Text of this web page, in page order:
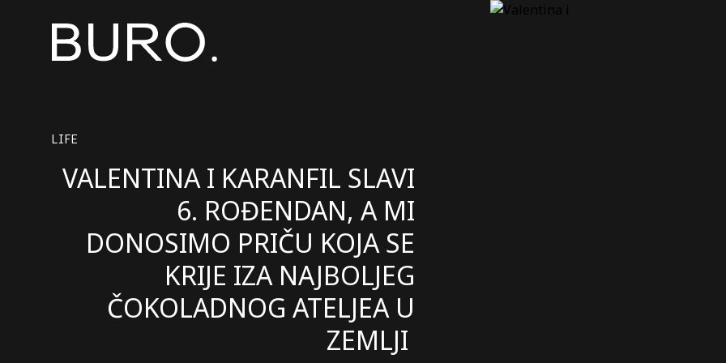
LIFE
VALENTINA I KARANFIL SLAVI
6. ROĐENDAN, A MI
DONOSIMO PRIČU KOJA SE
KRIJE IZA NAJBOLJEG
ČOKOLADNOG ATELJEA U
ZEMLJI